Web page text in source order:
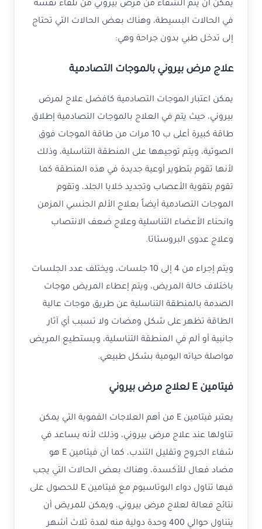
يمكن أن يتم الشفاء من مرض بيروني من تلقاء نفسه
في الحالات البسيطة، وهناك بعض الحالات التي تحتاج
إلى تدخل طبي بدون جراحة وهي:
علاج مرض بيروني بالموجات التصادمية
يمكن اعتبار الموجات التصادمية كافضل علاج لمرض
بيروني، حيث يتم في العلاج بالموجات التصادمية إطلاق
طاقة كبيرة أعلى ب 10 مرات من طاقة الموجات فوق
الصوتية، ويتم توجيهها على المنطقة التناسلية، وذلك
لأنها تقوم بتطوير أوعية جديدة في هذه المنطقة كما
تقوم بتقوية الأعصاب وتجديد خلايا الجلد، وتقوم
الموجات التصادمية أيضاً بعلاج الألم الجنسي المزمن
وانحناء الأعضاء التناسلية وعلاج ضعف الانتصاب
وعلاج عدوى البروستاتا.
ويتم إجراء من 4 إلى 10 جلسات، ويختلف عدد الجلسات
باختلاف حالة المريض، ويتم إعطاء المريض موجات
الصدمة بالمنطقة التناسلية عن طريق موجات عالية
الطاقة تظهر على شكل ومضات ولا تسبب أي آثار
جانبية أو ألم في المنطقة التناسلية، ويستطيع المريض
مواصلة حياته اليومية بشكل طبيعي.
فيتامين E لعلاج مرض بيروني
يعتبر فيتامين E من أهم العلاجات الفموية التي يمكن
تناولها عند علاج مرض بيروني، وذلك لأنه يساعد في
شفاء الجروح وتقليل التندب، كما أن فيتامين E هو
مضاد فعال للأكسدة، وهناك بعض الحالات التي يجب
فيها تناول دواء البوتاسيوم مع فيتامين E للحصول على
نتائج فعالة لعلاج مرض بيروني، ويمكن للمريض أن
يتناول حوالي 400 وحدة دولية منه لمدة ثلاث أشهر